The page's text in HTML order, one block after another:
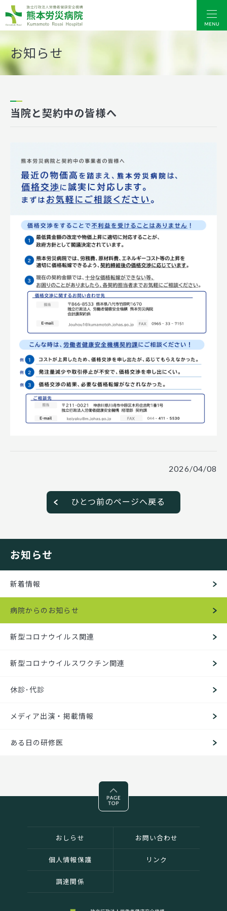
お知らせ
当院と契約中の皆様へ
2026/04/08
ひとつ前のページへ戻る
お知らせ
新着情報
病院からのお知らせ
新型コロナウイルス関連
新型コロナウイルスワクチン関連
休診･代診
メディア出演・掲載情報
ある日の研修医
おしらせ お問い合わせ
個人情報保護 リンク
調達関係